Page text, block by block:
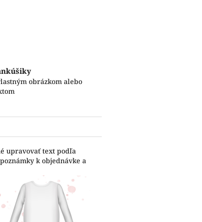
obrázkom alebo
upravovať text podľa
k objednávke a